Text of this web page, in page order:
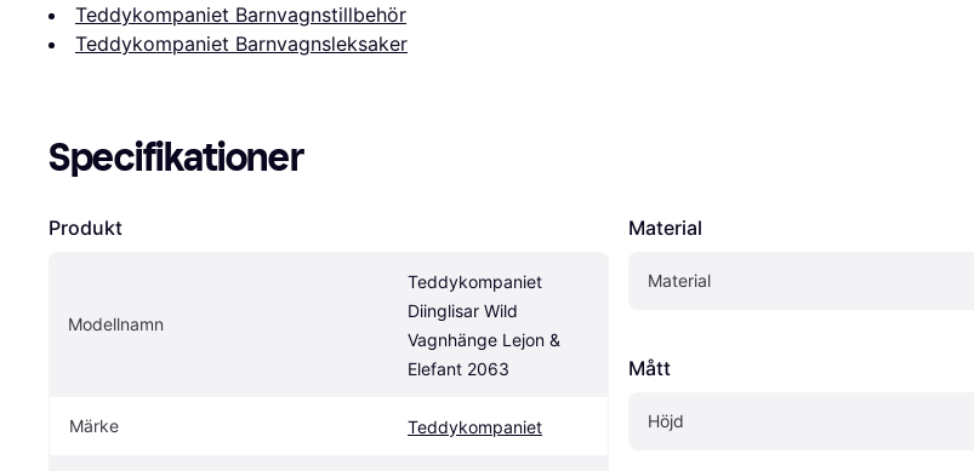
Teddykompaniet Barnvagnstillbehör
Teddykompaniet Barnvagnsleksaker
Specifikationer
Produkt
Modellnamn
Teddykompaniet
Diinglisar Wild
Vagnhänge Lejon &
Elefant 2063
Märke Teddykompaniet
Material
Material
Mått
Höjd